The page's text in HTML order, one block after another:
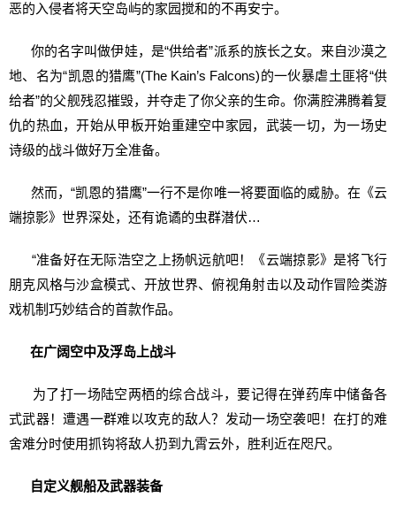
恶的入侵者将天空岛屿的家园搅和的不再安宁。
你的名字叫做伊娃，是“供给者”派系的族长之女。来自沙漠之
地、名为“凯恩的猎鹰”(The Kain’s Falcons)的一伙暴虐土匪将“供
给者”的父舰残忍摧毁，并夺走了你父亲的生命。你满腔沸腾着复
仇的热血，开始从甲板开始重建空中家园，武装一切，为一场史
诗级的战斗做好万全准备。
然而，“凯恩的猎鹰”一行不是你唯一将要面临的威胁。在《云
端掠影》世界深处，还有诡谲的虫群潜伏…
“准备好在无际浩空之上扬帆远航吧！《云端掠影》是将飞行
朋克风格与沙盒模式、开放世界、俯视角射击以及动作冒险类游
戏机制巧妙结合的首款作品。
在广阔空中及浮岛上战斗
为了打一场陆空两栖的综合战斗，要记得在弹药库中储备各
式武器！遭遇一群难以攻克的敌人？发动一场空袭吧！在打的难
舍难分时使用抓钩将敌人扔到九霄云外，胜利近在咫尺。
自定义舰船及武器装备